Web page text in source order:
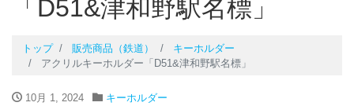
「D51&津和野駅名標」
トップ 販売商品（鉄道）
キーホルダー
アクリルキーホルダー「D51&津和野駅名標」
10月 1, 2024 キーホルダー